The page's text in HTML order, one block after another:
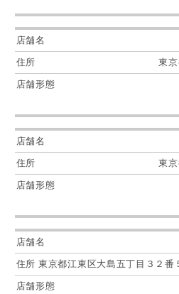
東
東
東京都江東区大島五丁目３２